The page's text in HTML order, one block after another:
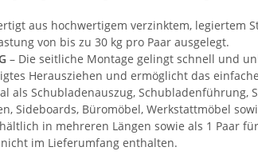
aus hochwertigem verzinktem, legiertem
von bis zu 30 kg pro Paar ausgelegt.
– Die seitliche Montage gelingt schnell und
Herausziehen und ermöglicht das
als Schubladenauszug, Schubladenführung,
Sideboards, Büromöbel, Werkstattmöbel
in mehreren Längen sowie als 1 Paar
im Lieferumfang enthalten.